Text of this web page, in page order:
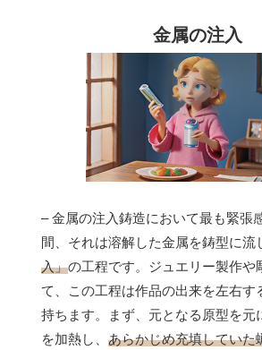
金属の注入
– 金属の注入鋳造において最も緊張
間、それは溶解した金属を鋳型に流
入」の工程です。ジュエリー製作や
て、この工程は作品の出来を左右す
持ちます。まず、元となる原型を元
を加熱し、 あらかじめ充填していた